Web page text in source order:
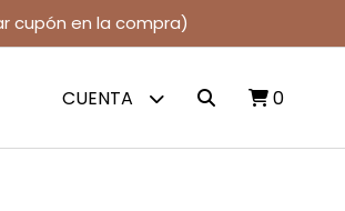
cupón en la compra)
CUENTA 0